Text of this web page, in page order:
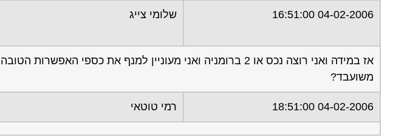
04-02-2006 16:51:00 שלומי צייג
אז במידה ואני רוצה נכס או 2 ברומניה ואני מעוניין למנף את
משועבד?
04-02-2006 18:51:00 רמי טוטאי